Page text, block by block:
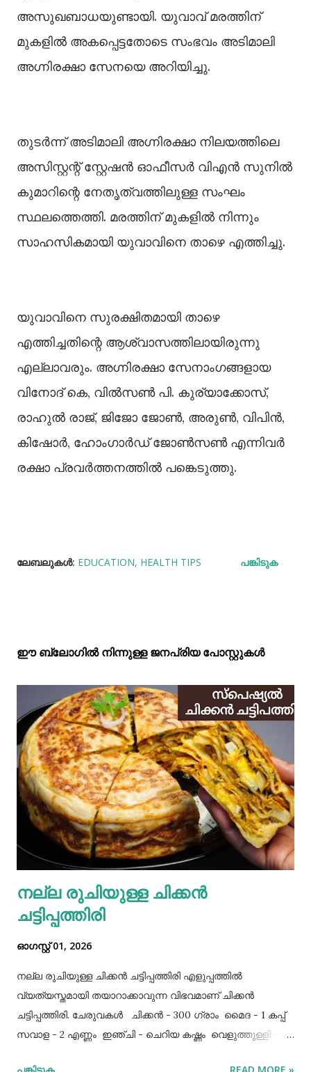
അസുഖബാധയുണ്ടായി. യുവാവ് മരത്തിന്
മുകളില്‍ അകപ്പെട്ടതോടെ സംഭവം അടിമാലി
അഗ്നിരക്ഷാ സേനയെ അറിയിച്ചു.
തുടര്‍ന്ന് അടിമാലി അഗ്നിരക്ഷാ നിലയത്തിലെ
അസിസ്റ്റന്റ് സ്റ്റേഷന്‍ ഓഫീസര്‍ വിഎന്‍ സുനില്‍
കുമാറിന്റെ നേതൃത്വത്തിലുള്ള സംഘം
സ്ഥലത്തെത്തി. മരത്തിന് മുകളില്‍ നിന്നും
സാഹസികമായി യുവാവിനെ താഴെ എത്തിച്ചു.
യുവാവിനെ സുരക്ഷിതമായി താഴെ
എത്തിച്ചതിന്റെ ആശ്വാസത്തിലായിരുന്നു
എല്ലാവരും. അഗ്നിരക്ഷാ സേനാംഗങ്ങളായ
വിനോദ് കെ, വില്‍സണ്‍ പി. കുര്യാക്കോസ്,
രാഹുല്‍ രാജ്, ജിജോ ജോണ്‍, അരുണ്‍, വിപിന്‍,
കിഷോര്‍, ഹോംഗാര്‍ഡ് ജോണ്‍സണ്‍ എന്നിവര്‍
രക്ഷാ പ്രവര്‍ത്തനത്തില്‍ പങ്കെടുത്തു.
ലേബലുകള്‍: EDUCATION HEALTH TIPS പങ്കിടുക
ഈ ബ്ലോഗിൽ നിന്നുള്ള ജനപ്രിയ പോസ്റ്റുകള്‍‌
നല്ല രുചിയുള്ള ചിക്കൻ
ചട്ടിപ്പത്തിരി
ഓഗസ്റ്റ് 01, 2026
നല്ല രുചിയുള്ള ചിക്കൻ ചട്ടിപ്പത്തിരി എളുപ്പത്തിൽ
വ്യത്യസ്തമായി തയാറാക്കാവുന്ന വിഭവമാണ് ചിക്കൻ
ചട്ടിപ്പത്തിരി. ചേരുവകൾ ചിക്കൻ - 300 ഗ്രാം മൈദ - 1 കപ്പ്‌
സവാള - 2 എണ്ണം ഇഞ്ചി - ചെറിയ കഷ്ണം വെളുത്തുള്ളി - 5